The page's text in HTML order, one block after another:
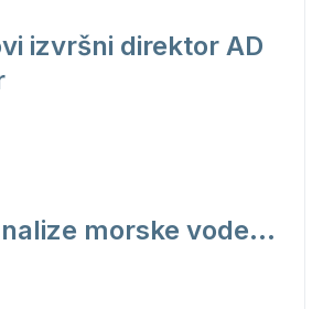
izvršni direktor AD
morske vode...